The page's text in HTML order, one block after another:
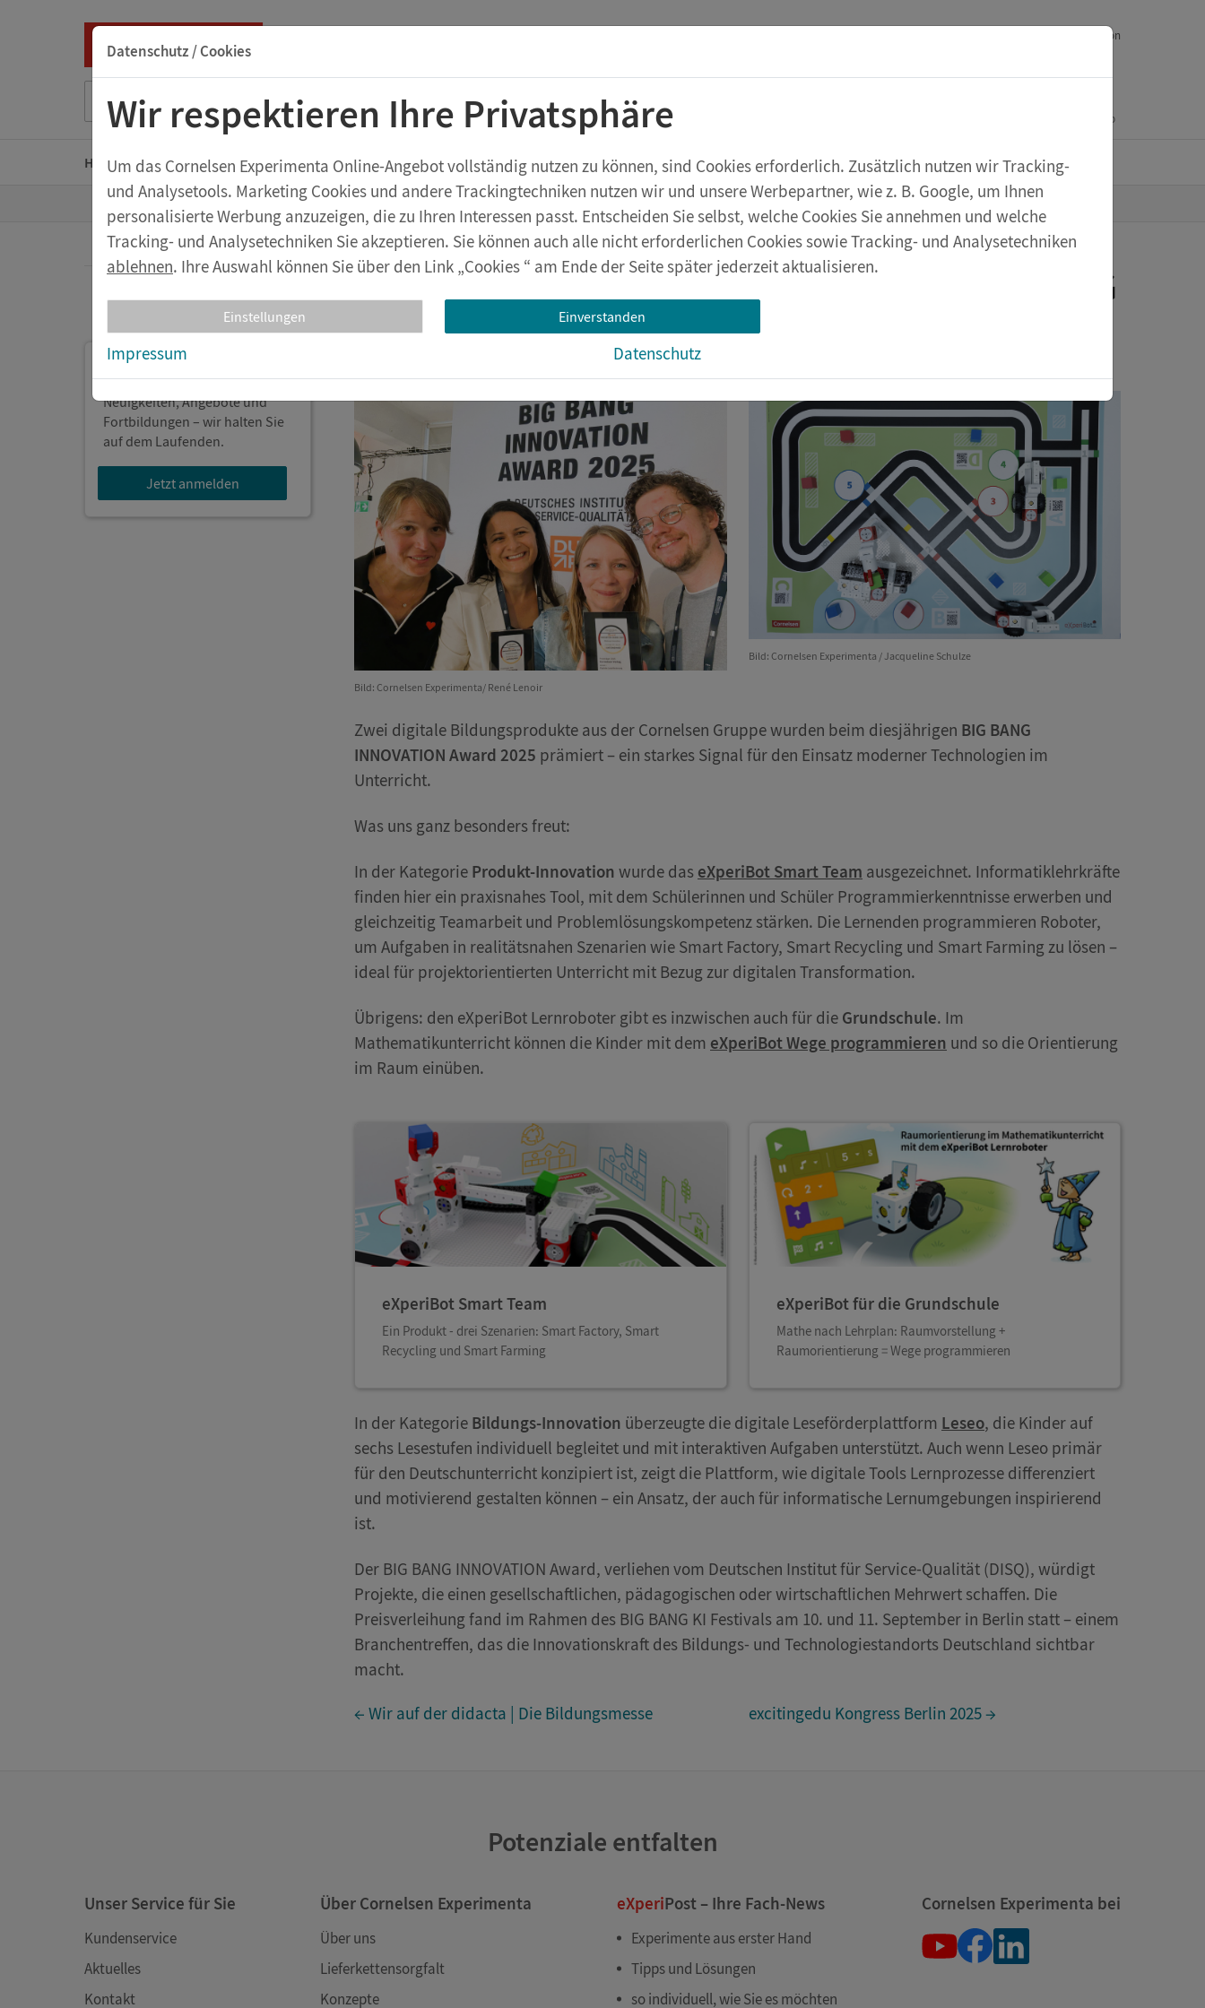
Datenschutz / Cookies
Wir respektieren Ihre Privatsphäre
Um das Cornelsen Experimenta Online-Angebot vollständig nutzen zu können, sind Cookies erforderlich. Zusätzlich nutzen wir Tracking-
und Analysetools. Marketing Cookies und andere Trackingtechniken nutzen wir und unsere Werbepartner, wie z. B. Google, um Ihnen
personalisierte Werbung anzuzeigen, die zu Ihren Interessen passt. Entscheiden Sie selbst, welche Cookies Sie annehmen und welche
Tracking- und Analysetechniken Sie akzeptieren. Sie können auch alle nicht erforderlichen Cookies sowie Tracking- und Analysetechniken
ablehnen. Ihre Auswahl können Sie über den Link „Cookies “ am Ende der Seite später jederzeit aktualisieren.
Einstellungen Einverstanden
Impressum Datenschutz
English version
Warenkorb
Home Kindergarten Grundschule Sekundarstufe Geräte & Zubehör eXperiBot Lehrwerksversuche eXperiScout
Z
u
S
t
a
i
e
Aktuelles
eXperiPost
Neuigkeiten, Angebote und
Fortbildungen – wir halten Sie
auf dem Laufenden.
Jetzt anmelden
eXperiBot Smart Team und Leseo erhalten BIG
BANG INNOVATION Award 2025
11.09.2025
Bild: Cornelsen Experimenta/ René Lenoir
Bild: Cornelsen Experimenta / Jacqueline Schulze
Zwei digitale Bildungsprodukte aus der Cornelsen Gruppe wurden beim diesjährigen BIG BANG
INNOVATION Award 2025 prämiert – ein starkes Signal für den Einsatz moderner Technologien im
Unterricht.
Was uns ganz besonders freut:
In der Kategorie Produkt-Innovation wurde das eXperiBot Smart Team ausgezeichnet. Informatiklehrkräfte
finden hier ein praxisnahes Tool, mit dem Schülerinnen und Schüler Programmierkenntnisse erwerben und
gleichzeitig Teamarbeit und Problemlösungskompetenz stärken. Die Lernenden programmieren Roboter,
um Aufgaben in realitätsnahen Szenarien wie Smart Factory, Smart Recycling und Smart Farming zu lösen –
ideal für projektorientierten Unterricht mit Bezug zur digitalen Transformation.
Übrigens: den eXperiBot Lernroboter gibt es inzwischen auch für die Grundschule. Im
Mathematikunterricht können die Kinder mit dem eXperiBot Wege programmieren und so die Orientierung
im Raum einüben.
eXperiBot Smart Team
Ein Produkt - drei Szenarien: Smart Factory, Smart
Recycling und Smart Farming
eXperiBot für die Grundschule
Mathe nach Lehrplan: Raumvorstellung +
Raumorientierung = Wege programmieren
In der Kategorie Bildungs-Innovation überzeugte die digitale Leseförderplattform Leseo, die Kinder auf
sechs Lesestufen individuell begleitet und mit interaktiven Aufgaben unterstützt. Auch wenn Leseo primär
für den Deutschunterricht konzipiert ist, zeigt die Plattform, wie digitale Tools Lernprozesse differenziert
und motivierend gestalten können – ein Ansatz, der auch für informatische Lernumgebungen inspirierend
ist.
Der BIG BANG INNOVATION Award, verliehen vom Deutschen Institut für Service-Qualität (DISQ), würdigt
Projekte, die einen gesellschaftlichen, pädagogischen oder wirtschaftlichen Mehrwert schaffen. Die
Preisverleihung fand im Rahmen des BIG BANG KI Festivals am 10. und 11. September in Berlin statt – einem
Branchentreffen, das die Innovationskraft des Bildungs- und Technologiestandorts Deutschland sichtbar
macht.
← Wir auf der didacta | Die Bildungsmesse excitingedu Kongress Berlin 2025 →
Potenziale entfalten
Unser Service für Sie
Kundenservice
Aktuelles
Kontakt
Über Cornelsen Experimenta
Über uns
Lieferkettensorgfalt
Konzepte
eXperiPost – Ihre Fach-News
Experimente aus erster Hand
Tipps und Lösungen
so individuell, wie Sie es möchten
Cornelsen Experimenta bei